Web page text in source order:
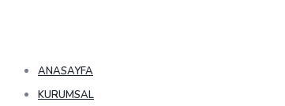
ANASAYFA
KURUMSAL